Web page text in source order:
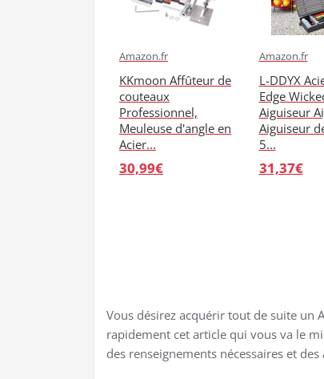
Amazon.fr
KKmoon Affûteur de
couteaux
Professionnel,
Meuleuse d'angle en
Acier...
30,99€
Amazon.fr
L-DDYX
Edge
Aiguiseur
Aiguiseur
5...
31,37€
Vous désirez acquérir tout de suite un
rapidement cet article qui vous va le
des renseignements nécessaires et